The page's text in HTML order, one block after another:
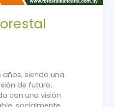
siendo una
de futuro.
con una visión